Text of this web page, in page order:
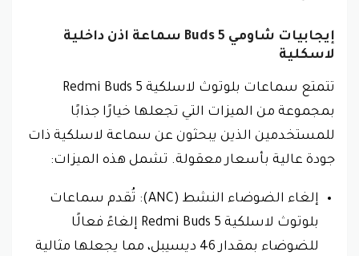
إيجابيات شاومي Buds ‎5 سماعة اذن داخلية
لاسكلية
تتمتع سماعات بلوتوث لاسلكية Redmi Buds 5
بمجموعة من الميزات التي تجعلها خيارًا جذابًا
للمستخدمين الذين يبحثون عن سماعة لاسلكية ذات
جودة عالية بأسعار معقولة. تشمل هذه الميزات:
إلغاء الضوضاء النشط (ANC): تُقدم سماعات
بلوتوث لاسلكية Redmi Buds 5 إلغاءً فعالًا
للضوضاء بمقدار 46 ديسيبل، مما يجعلها مثالية